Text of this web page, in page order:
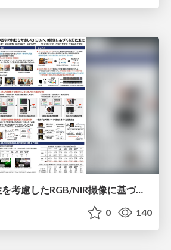
脈波の医学的特性を考慮したRGB/NIR撮像に基づく心拍数推定
0 140